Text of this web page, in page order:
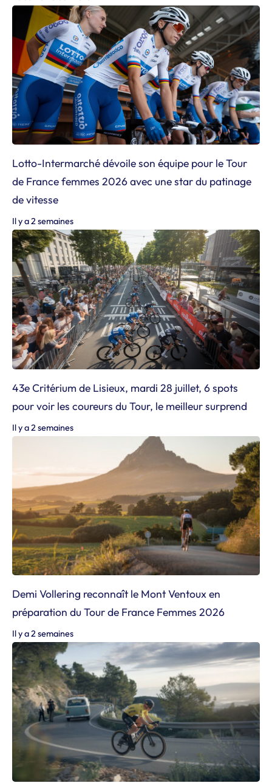
Lotto-Intermarché dévoile son équipe pour le Tour
de France femmes 2026 avec une star du patinage
de vitesse
Il y a 2 semaines
43e Critérium de Lisieux, mardi 28 juillet, 6 spots
pour voir les coureurs du Tour, le meilleur surprend
Il y a 2 semaines
Demi Vollering reconnaît le Mont Ventoux en
préparation du Tour de France Femmes 2026
Il y a 2 semaines